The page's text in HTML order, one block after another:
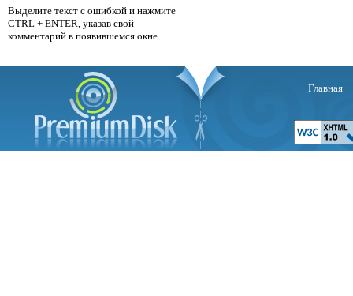
Выделите текст с ошибкой и нажмите
CTRL + ENTER, указав свой
комментарий в появившемся окне
Главная